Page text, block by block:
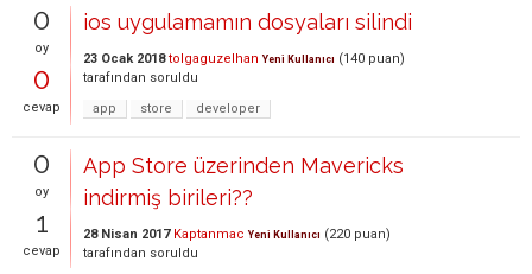
0
oy
0
cevap
ios uygulamamın dosyaları silindi
23 Ocak 2018 tolgaguzelhan Yeni Kullanıcı (140 puan)
tarafından soruldu
app
store developer
0
oy
1
cevap
App Store üzerinden Mavericks
indirmiş birileri??
28 Nisan 2017 Kaptanmac Yeni Kullanıcı (220 puan)
tarafından soruldu